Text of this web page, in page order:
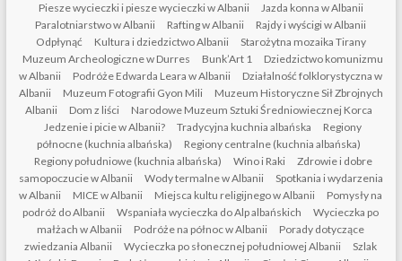
Piesze wycieczki i piesze wycieczki w Albanii
Jazda konna w Albanii
Paralotniarstwo w Albanii
Rafting w Albanii
Rajdy i wyścigi w Albanii
Odpłynąć
Kultura i dziedzictwo Albanii
Starożytna mozaika Tirany
Muzeum Archeologiczne w Durres
Bunk’Art 1
Dziedzictwo komunizmu
w Albanii
Podróże Edwarda Leara w Albanii
Działalność folklorystyczna w
Albanii
Muzeum Fotografii Gyon Mili
Muzeum Historyczne Sił Zbrojnych
Albanii
Dom z liści
Narodowe Muzeum Sztuki Średniowiecznej Korca
Jedzenie i picie w Albanii?
Tradycyjna kuchnia albańska
Regiony
północne (kuchnia albańska)
Regiony centralne (kuchnia albańska)
Regiony południowe (kuchnia albańska)
Wino i Raki
Zdrowie i dobre
samopoczucie w Albanii
Wody termalne w Albanii
Spotkania i wydarzenia
w Albanii
MICE w Albanii Miejsca kultu religijnego w Albanii
Pomysły na
podróż do Albanii
Wspaniała wycieczka do Alp albańskich
Wycieczka po
małżach w Albanii
Podróże na północ w Albanii
Porady dotyczące
zwiedzania Albanii
Wycieczka po słonecznej południowej Albanii
Szlak